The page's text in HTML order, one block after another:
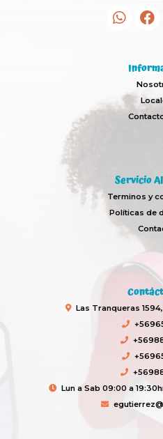
Servicio
Terminos y
Políticas de
Las Tranqueras
Lun a Sab 09:00 a